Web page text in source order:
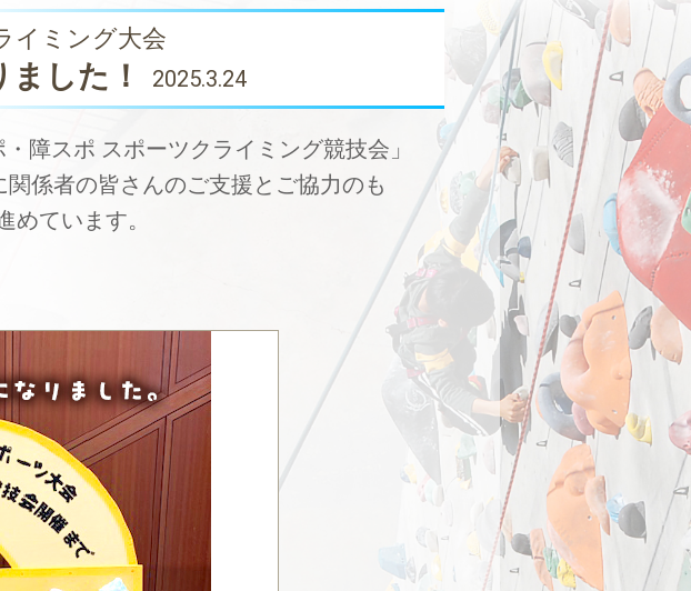
イミング大会
した！ 2025.3.24
障スポ スポーツクライミング競技会」
係者の皆さんのご支援とご協力のも
ています。